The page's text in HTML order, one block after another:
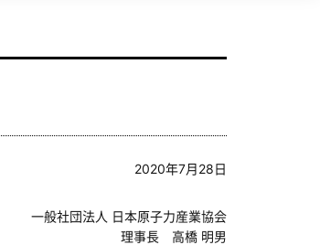
2020年7月28日
一般社団法人 日本原子力産業協会
理事長 高橋 明男